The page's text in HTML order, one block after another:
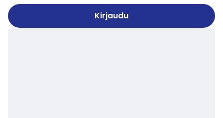
Kirjaudu